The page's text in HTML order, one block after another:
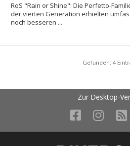
RoS "Rain or Shine": Die Perfetto-
der vierten Generation erhielten
noch besseren ...
Gefunden: 4
Zur Desktop-